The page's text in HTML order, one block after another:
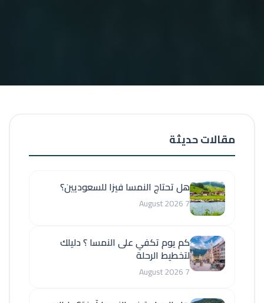
مقالات حديثة
هل تحتاج النمسا فيزا للسعوديين؟
7 August 2026
كم يوم تكفي على النمسا ؟ دليلك
لتخطيط الرحلة
7 August 2026